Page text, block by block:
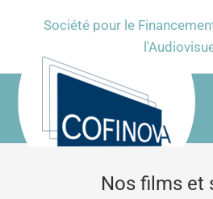
Société pour le
Nos films et